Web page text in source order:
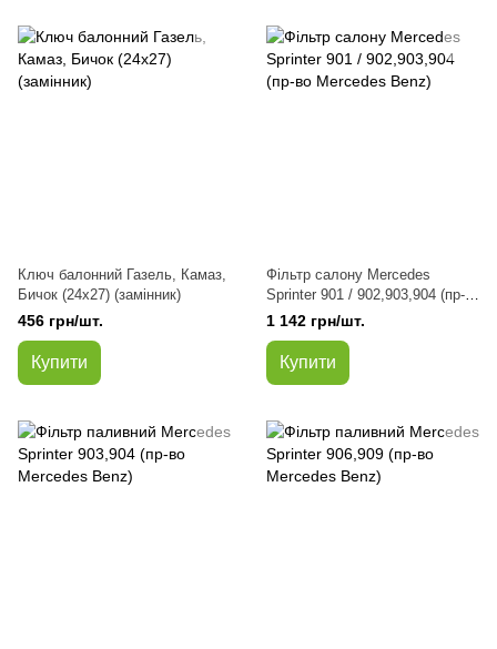
Ключ балонний Газель, Камаз,
Бичок (24х27) (замінник)
456 грн/шт.
Купити
Фільтр салону Mercedes
Sprinter 901 / 902,903,904 (пр-
во Mercedes Benz)
1 142 грн/шт.
Купити